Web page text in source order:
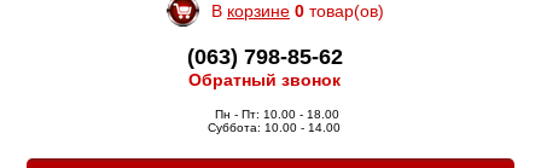
В корзине 0 товар(ов)
(063) 798-85-62
Обратный звонок
Пн - Пт: 10.00 - 18.00
Суббота: 10.00 - 14.00